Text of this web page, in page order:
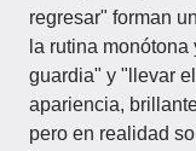
regresar" forman
la rutina
guardia" y "llevar
apariencia,
pero en realidad